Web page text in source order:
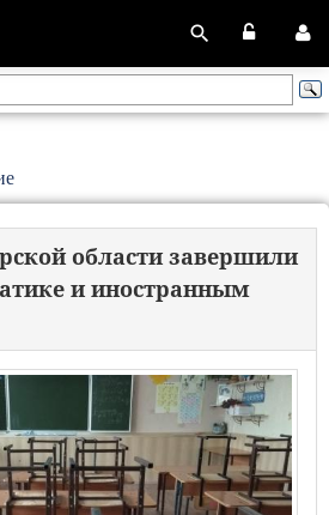
области завершили
и иностранным